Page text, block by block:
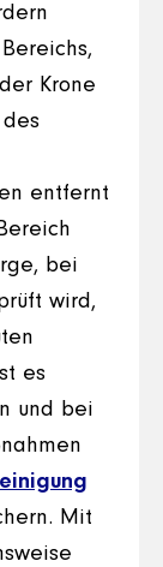
Krone
entfernt
bei
wird,
es
und bei
Mit